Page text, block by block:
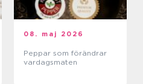
08. maj 2026
Peppar som förändrar
vardagsmaten